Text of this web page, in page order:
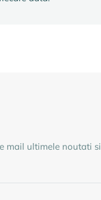
mail ultimele noutati si